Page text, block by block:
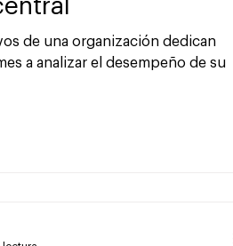
de una organización dedican
a analizar el desempeño de su